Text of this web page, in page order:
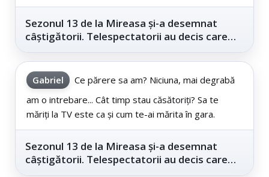
Sezonul 13 de la Mireasa și-a desemnat
câștigătorii. Telespectatorii au decis care
Gabriel
Ce părere sa am? Niciuna, mai degrabă
am o intrebare... Cât timp stau căsătoriți? Sa te
măriți la TV este ca și cum te-ai mărita în gara.
Sezonul 13 de la Mireasa și-a desemnat
câștigătorii. Telespectatorii au decis care